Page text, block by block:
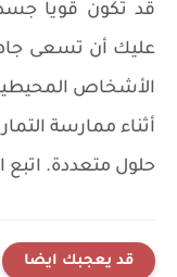
قد تكون قوياً
عليك أن تسعى
الأشخاص
أثناء ممارسة
حلول متعددة.
قد يعجبك ايضا